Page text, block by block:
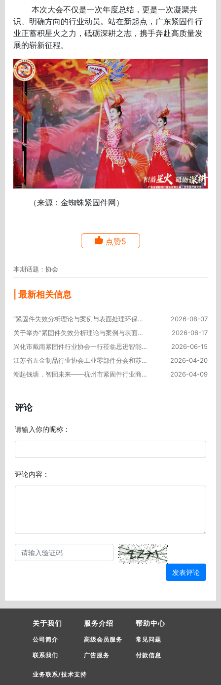
本次大会不仅是一次年度总结，更是一次凝聚共
识、明确方向的行业动员。站在新起点，广东紧固件行
业正蓄积星火之力，砥砺深耕之志，携手奔赴高质量发
展的崭新征程。
（来源：金蜘蛛紧固件网）
点赞5
本期话题：协会
| 最新相关信息
“紧固件失效分析理论与案例与表面处理环保工艺及质量控制”联合培训在苏州成功举办
2026-08-07
关于举办“紧固件失效分析理论与案例与表面处理环保工艺及质量控制”联合培训的通知
2026-06-17
兴化市戴南紧固件行业协会一行莅临思进智能考察交流
2026-06-15
江苏省五金制品行业协会工业零部件分会和苏州市紧固件智能制造商会成功召开生态供应链新质生产力系列沙龙活动
2026-04-20
潮起钱塘，智固未来——杭州市紧固件行业商会第四届一次会员大会圆满举行
2026-04-09
评论
请输入你的昵称：
评论内容：
发表评论
关于我们
公司简介
联系我们
服务介绍
高级会员服务
广告服务
帮助中心
常见问题
付款信息
业务联系/技术支持